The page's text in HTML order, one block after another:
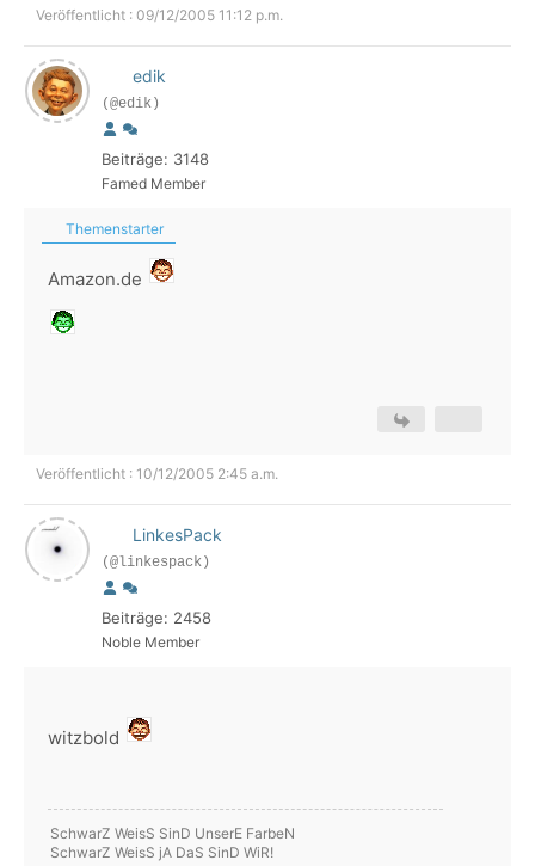
Veröffentlicht : 09/12/2005 11:12 p.m.
edik
(@edik)
Beiträge: 3148
Famed Member
Themenstarter
Amazon.de
Veröffentlicht : 10/12/2005 2:45 a.m.
LinkesPack
(@linkespack)
Beiträge: 2458
Noble Member
witzbold
SchwarZ WeisS SinD UnserE FarbeN
SchwarZ WeisS jA DaS SinD WiR!